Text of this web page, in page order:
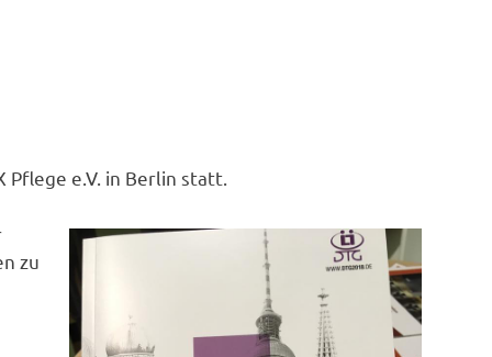
Pflege e.V. in Berlin statt.
zu